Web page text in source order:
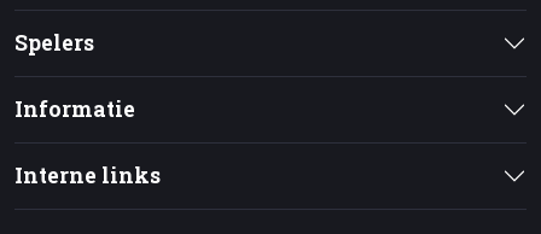
Spelers
Informatie
Interne links